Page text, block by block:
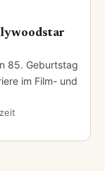
85. Geburtstag
im Film- und